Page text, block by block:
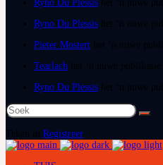
Ryno Du Plessis
Ryno Du Plessis
Pieter Mostert
Tearlach
Ryno Du Plessis
Soek
na:
Registreer